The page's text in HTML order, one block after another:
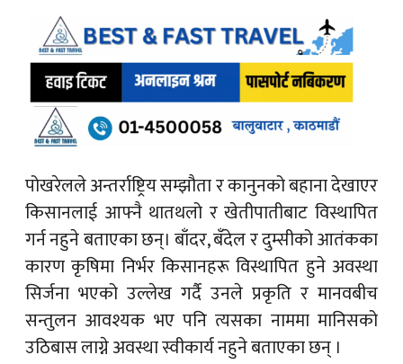
पोखरेलले अन्तर्राष्ट्रिय सम्झौता र कानुनको बहाना देखाएर
किसानलाई आफ्नै थातथलो र खेतीपातीबाट विस्थापित
गर्न नहुने बताएका छन्। बाँदर, बँदेल र दुम्सीको आतंकका
कारण कृषिमा निर्भर किसानहरू विस्थापित हुने अवस्था
सिर्जना भएको उल्लेख गर्दै उनले प्रकृति र मानवबीच
सन्तुलन आवश्यक भए पनि त्यसका नाममा मानिसको
उठिबास लाग्ने अवस्था स्वीकार्य नहुने बताएका छन् ।